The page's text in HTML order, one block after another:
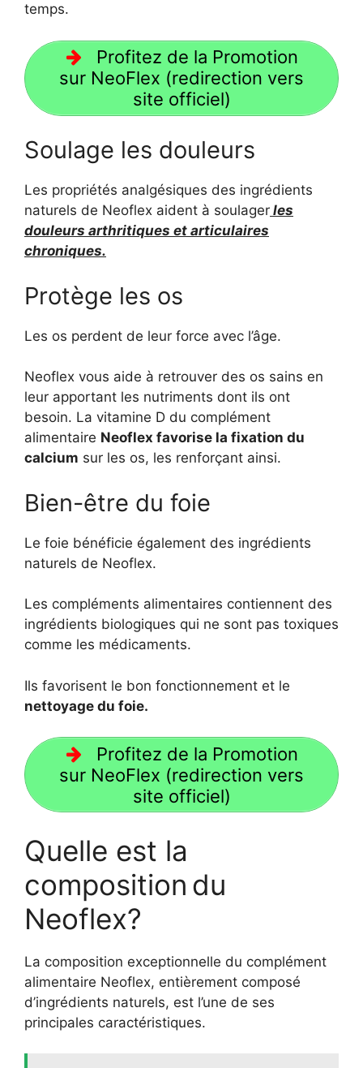
temps.
Profitez de la Promotion
sur NeoFlex (redirection vers
site officiel)
Soulage les douleurs
Les propriétés analgésiques des ingrédients
naturels de Neoflex aident à soulager les
douleurs arthritiques et articulaires
chroniques.
Protège les os
Les os perdent de leur force avec l’âge.
Neoflex vous aide à retrouver des os sains en
leur apportant les nutriments dont ils ont
besoin. La vitamine D du complément
alimentaire Neoflex favorise la fixation du
calcium sur les os, les renforçant ainsi.
Bien-être du foie
Le foie bénéficie également des ingrédients
naturels de Neoflex.
Les compléments alimentaires contiennent des
ingrédients biologiques qui ne sont pas toxiques
comme les médicaments.
Ils favorisent le bon fonctionnement et le
nettoyage du foie.
Profitez de la Promotion
sur NeoFlex (redirection vers
site officiel)
Quelle est la
composition du
Neoflex?
La composition exceptionnelle du complément
alimentaire Neoflex, entièrement composé
d’ingrédients naturels, est l’une de ses
principales caractéristiques.